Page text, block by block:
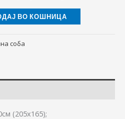
ВО КОШНИЦА
соба
(205х165);